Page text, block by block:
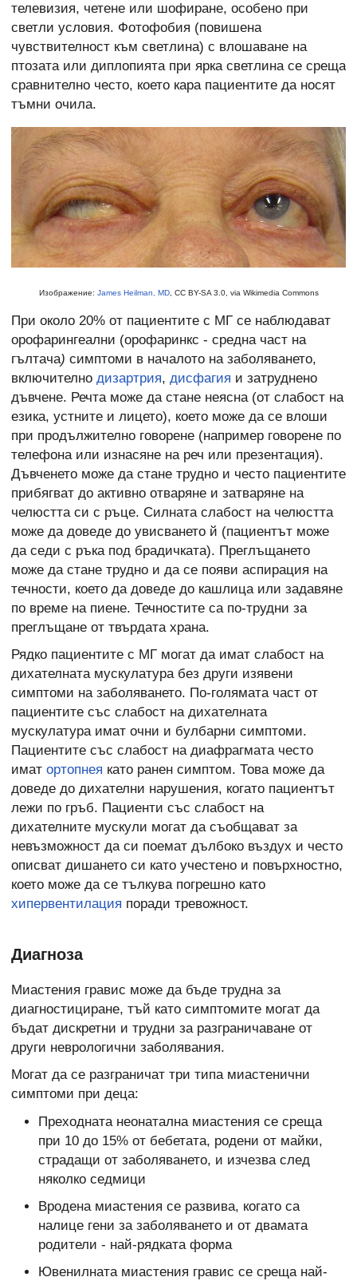
телевизия, четене или шофиране, особено при
светли условия. Фотофобия (повишена
чувствителност към светлина) с влошаване на
птозата или диплопията при ярка светлина се среща
сравнително често, което кара пациентите да носят
тъмни очила.
Изображение: James Heilman, MD, CC BY-SA 3.0, via Wikimedia Commons
При около 20% от пациентите с МГ се наблюдават
орофарингеални (орофаринкс - средна част на
гълтача) симптоми в началото на заболяването,
включително дизартрия, дисфагия и затруднено
дъвчене. Речта може да стане неясна (от слабост на
езика, устните и лицето), което може да се влоши
при продължително говорене (например говорене по
телефона или изнасяне на реч или презентация).
Дъвченето може да стане трудно и често пациентите
прибягват до активно отваряне и затваряне на
челюстта си с ръце. Силната слабост на челюстта
може да доведе до увисването й (пациентът може
да седи с ръка под брадичката). Преглъщането
може да стане трудно и да се появи аспирация на
течности, което да доведе до кашлица или задавяне
по време на пиене. Течностите са по-трудни за
преглъщане от твърдата храна.
Рядко пациентите с МГ могат да имат слабост на
дихателната мускулатура без други изявени
симптоми на заболяването. По-голямата част от
пациентите със слабост на дихателната
мускулатура имат очни и булбарни симптоми.
Пациентите със слабост на диафрагмата често
имат ортопнея като ранен симптом. Това може да
доведе до дихателни нарушения, когато пациентът
лежи по гръб. Пациенти със слабост на
дихателните мускули могат да съобщават за
невъзможност да си поемат дълбоко въздух и често
описват дишането си като учестено и повърхностно,
което може да се тълкува погрешно като
хипервентилация поради тревожност.
Диагноза
Миастения гравис може да бъде трудна за
диагностициране, тъй като симптомите могат да
бъдат дискретни и трудни за разграничаване от
други неврологични заболявания.
Могат да се разграничат три типа миастенични
симптоми при деца:
Преходната неонатална миастения се среща
при 10 до 15% от бебетата, родени от майки,
страдащи от заболяването, и изчезва след
няколко седмици
Вродена миастения се развива, когато са
налице гени за заболяването и от двамата
родители - най-рядката форма
Ювенилната миастения гравис се среща най-